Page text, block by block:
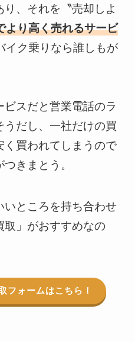
、それを〝売却しよ
より高く売れるサービ
イク乗りなら誰しもが
スだと営業電話のラ
うだし、一社だけの買
く買われてしまうので
きまとう。
いところを持ち合わせ
取」がおすすめなの
フォームはこちら！